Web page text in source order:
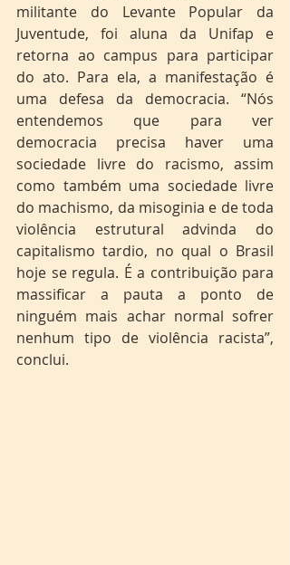
militante do Levante Popular da
Juventude, foi aluna da Unifap e
retorna ao campus para participar
do ato. Para ela, a manifestação é
uma defesa da democracia. “Nós
entendemos que para ver
democracia precisa haver uma
sociedade livre do racismo, assim
como também uma sociedade livre
do machismo, da misoginia e de toda
violência estrutural advinda do
capitalismo tardio, no qual o Brasil
hoje se regula. É a contribuição para
massificar a pauta a ponto de
ninguém mais achar normal sofrer
nenhum tipo de violência racista”,
conclui.